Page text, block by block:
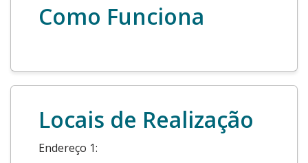
Como Funciona
Locais de Realização
Endereço 1: